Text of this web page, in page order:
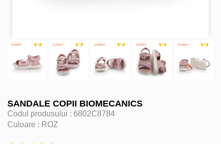
SANDALE COPII BIOMECANICS
Codul produsului : 6802C8784
Culoare : ROZ